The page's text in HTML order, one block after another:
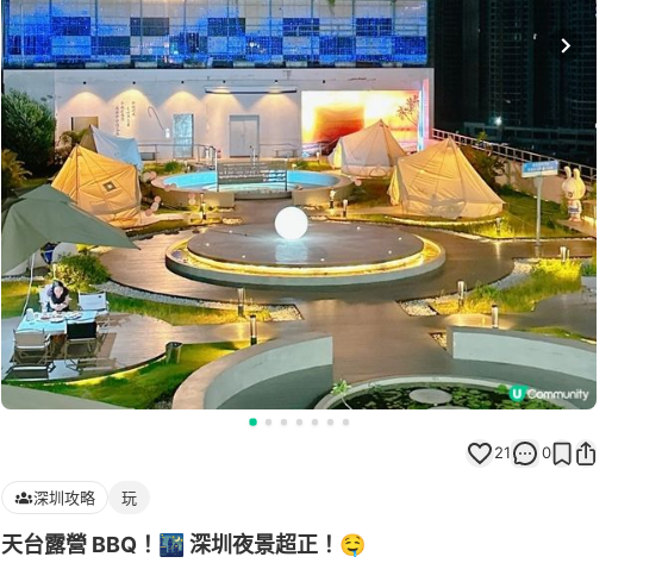
Next slide
21 0
深圳攻略 玩
天台露營 BBQ！🌃 深圳夜景超正！🤤